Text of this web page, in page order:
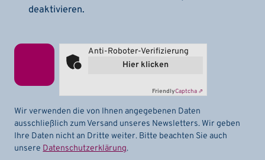
deaktivieren.
Anti-Roboter-Verifizierung
Hier klicken
FriendlyCaptcha ⇗
Wir verwenden die von Ihnen angegebenen Daten
ausschließlich zum Versand unseres Newsletters. Wir geben
Ihre Daten nicht an Dritte weiter. Bitte beachten Sie auch
unsere Datenschutzerklärung.